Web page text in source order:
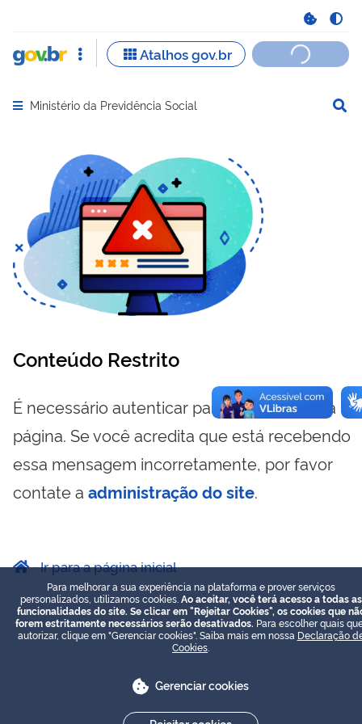
Abrir menu principal de navegação
Ministério da Previdência Social
Conteúdo Restrito
É necessário autenticar para visualizar essa
página. Se você acredita que está recebendo
essa mensagem incorretamente, por favor
contate a administração do site.
Ir para a página inicial
Para melhorar a sua experiência na plataforma e prover serviços
personalizados, utilizamos cookies. Ao aceitar, você terá acesso a todas as
funcionalidades do site. Se clicar em "Rejeitar Cookies", os cookies que
forem estritamente necessários serão desativados. Para escolher quais
autorizar, clique em "Gerenciar cookies". Saiba mais em nossa Declaração
Cookies
Gerenciar cookies